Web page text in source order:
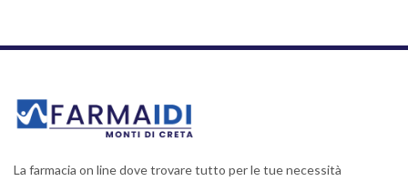
La farmacia on line dove trovare tutto per le tue necessità